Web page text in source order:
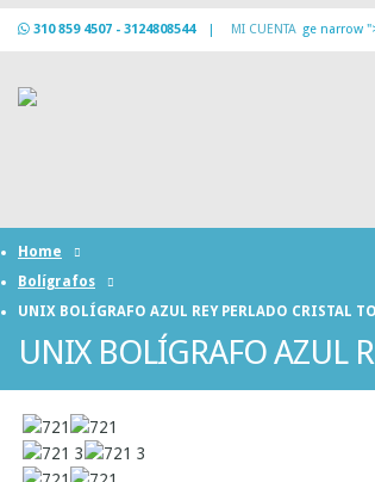
310 859 4507 - 3124808544 | MI CUENTA ge narrow
Home
Bolígrafos
UNIX BOLÍGRAFO AZUL REY PERLADO CRISTAL
UNIX BOLÍGRAFO AZUL